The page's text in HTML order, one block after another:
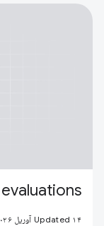
Updated ۱۴ آوریل ۲۰۲۶